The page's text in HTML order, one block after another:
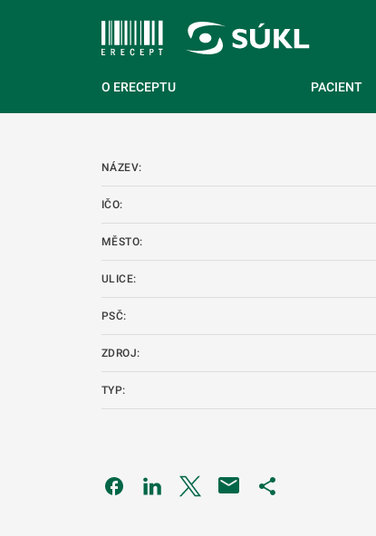
O ERECEPTU PACIENT
NÁZEV:
IČO:
MĚSTO:
ULICE:
PSČ:
ZDROJ:
TYP:
Odkaz se otevře na nové kartě
Odkaz se otevře na nové kartě
Odkaz se otevře na nové